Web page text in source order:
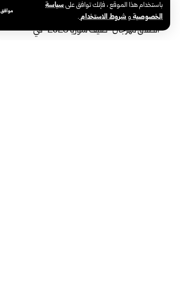
باستخدام هذا الموقع ، فإنك توافق علىسياسة
الخصوصيةوشروط الاستخدام.
موافق
انطلاق مهرجان “صيف سوريا 2026” في